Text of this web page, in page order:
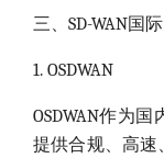
三、SD-WAN国
1. OSDWAN
OSDWAN作为
提供合规、高速